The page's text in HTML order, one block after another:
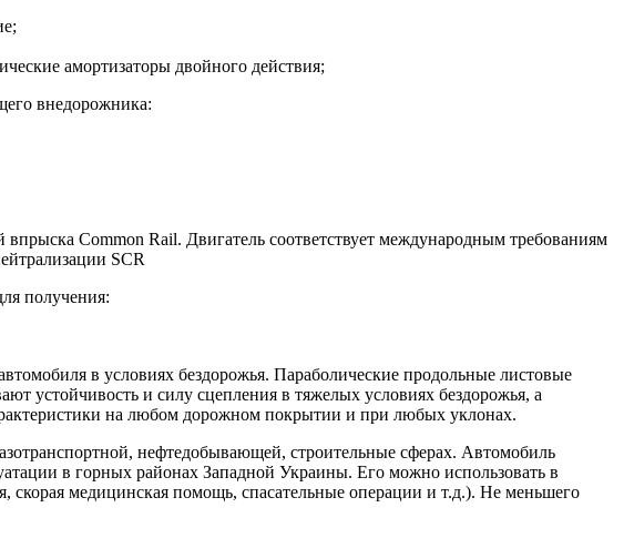
амортизаторы двойного действия;
внедорожника:
Common Rail. Двигатель соответствует международным требованиям
SCR
получения:
в условиях бездорожья. Параболические продольные листовые
устойчивость и силу сцепления в тяжелых условиях бездорожья, а
на любом дорожном покрытии и при любых уклонах.
нефтедобывающей, строительные сферах. Автомобиль
в горных районах Западной Украины. Его можно использовать в
медицинская помощь, спасательные операции и т.д.). Не меньшего